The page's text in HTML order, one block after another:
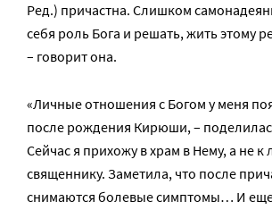
Ред.) причастна. Слишком
себя роль Бога и решать, жить этому
– говорит она.
«Личные отношения с Богом у меня
после рождения Кирюши, –
Сейчас я прихожу в храм в Нему, а не
священнику. Заметила, что после
снимаются болевые симптомы… И еще